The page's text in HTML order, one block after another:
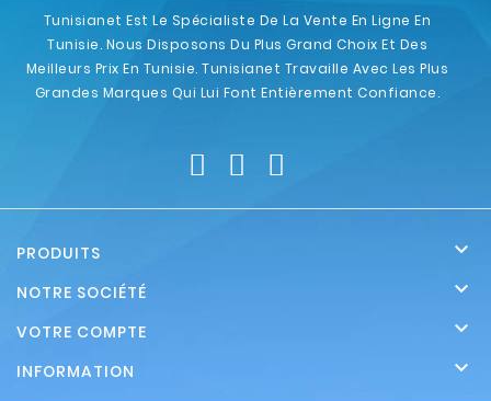
Tunisianet Est Le Spécialiste De La Vente En Ligne En
Tunisie. Nous Disposons Du Plus Grand Choix Et Des
Meilleurs Prix En Tunisie. Tunisianet Travaille Avec Les Plus
Grandes Marques Qui Lui Font Entièrement Confiance.
PRODUITS 
NOTRE SOCIÉTÉ 
VOTRE COMPTE 
INFORMATION 